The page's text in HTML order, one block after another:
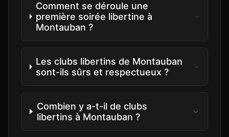
Comment se déroule une
première soirée libertine à
Montauban ?
Les clubs libertins de Montauban
sont-ils sûrs et respectueux ?
Combien y a-t-il de clubs
libertins à Montauban ?